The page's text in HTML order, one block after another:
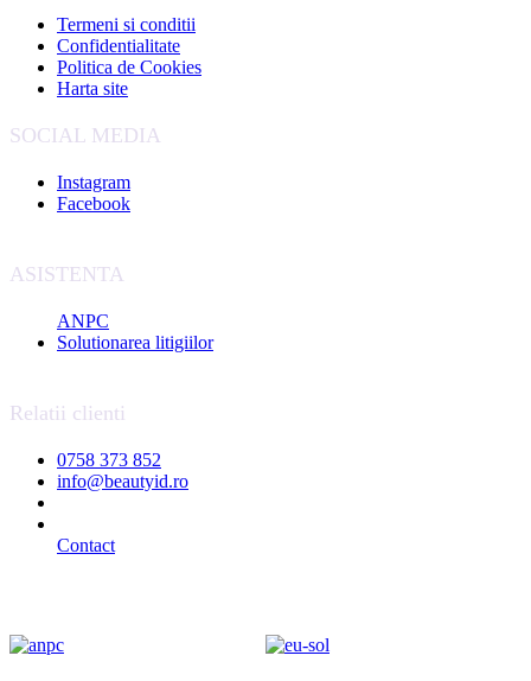
Termeni si conditii
Confidentialitate
Politica de Cookies
Harta site
SOCIAL MEDIA
Instagram
Facebook
ASISTENTA
ANPC
Solutionarea litigiilor
Relatii clienti
0758 373 852
info@beautyid.ro
Contact